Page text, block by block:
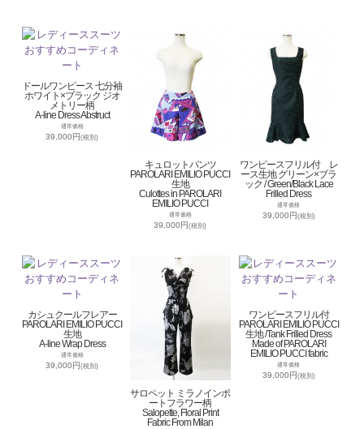
ドールワンピース 七分袖
ホワイト×ブラック ジオ
メトリー柄
A-line Dress Abstruct
通常価格
39,000円(税別)
キュロットパンツ
PAROLARI EMILIO PUCCI
生地
Culottes in PAROLARI
EMILIO PUCCI
通常価格
39,000円(税別)
ワンピースフリル付 レ
ース生地 グリーン×ブラ
ック / Green/Black Lace
Frilled Dress
通常価格
39,000円(税別)
カシュクールフレアー
PAROLARI EMILIO PUCCI
生地
A-line Wrap Dress
通常価格
39,000円(税別)
サロペット ミラノインポ
ートフラワー柄
Salopette, Floral Print
Fabric From Milan
ワンピースフリル付
PAROLARI EMILIO PUCCI
生地 /Tank Frilled Dress
Made of PAROLARI
EMILIO PUCCI fabric
通常価格
39,000円(税別)